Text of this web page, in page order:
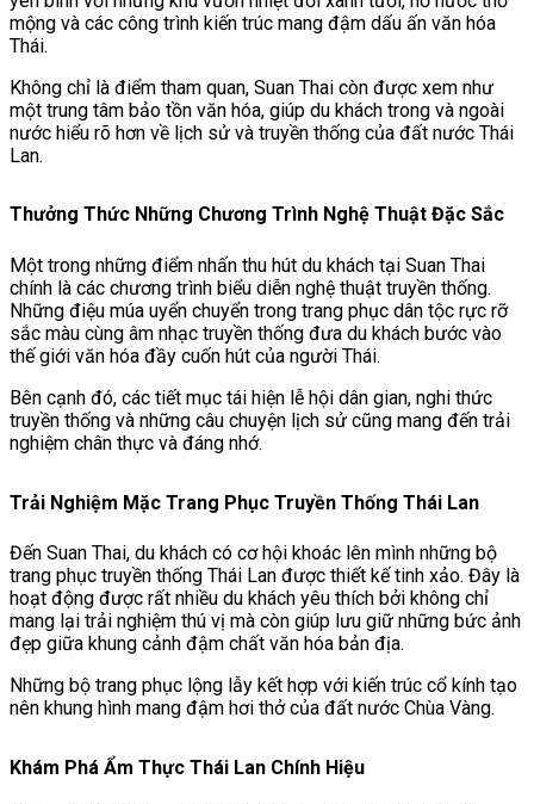
mộng và các công trình kiến trúc mang đậm dấu ấn văn hóa
Thái.
Không chỉ là điểm tham quan, Suan Thai còn được xem như
một trung tâm bảo tồn văn hóa, giúp du khách trong và ngoài
nước hiểu rõ hơn về lịch sử và truyền thống của đất nước Thái
Lan.
Thưởng Thức Những Chương Trình Nghệ Thuật Đặc Sắc
Một trong những điểm nhấn thu hút du khách tại Suan Thai
chính là các chương trình biểu diễn nghệ thuật truyền thống.
Những điệu múa uyển chuyển trong trang phục dân tộc rực rỡ
sắc màu cùng âm nhạc truyền thống đưa du khách bước vào
thế giới văn hóa đầy cuốn hút của người Thái.
Bên cạnh đó, các tiết mục tái hiện lễ hội dân gian, nghi thức
truyền thống và những câu chuyện lịch sử cũng mang đến trải
nghiệm chân thực và đáng nhớ.
Trải Nghiệm Mặc Trang Phục Truyền Thống Thái Lan
Đến Suan Thai, du khách có cơ hội khoác lên mình những bộ
trang phục truyền thống Thái Lan được thiết kế tinh xảo. Đây là
hoạt động được rất nhiều du khách yêu thích bởi không chỉ
mang lại trải nghiệm thú vị mà còn giúp lưu giữ những bức ảnh
đẹp giữa khung cảnh đậm chất văn hóa bản địa.
Những bộ trang phục lộng lẫy kết hợp với kiến trúc cổ kính tạo
nên khung hình mang đậm hơi thở của đất nước Chùa Vàng.
Khám Phá Ẩm Thực Thái Lan Chính Hiệu